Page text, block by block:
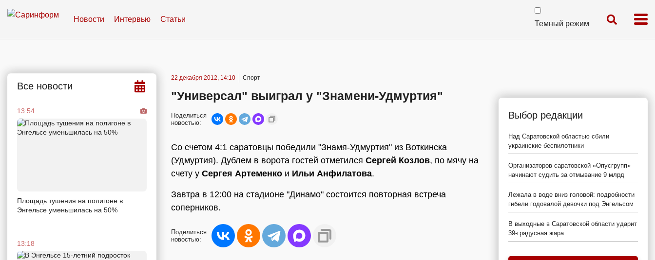
Новости Интервью Статьи
Темный режим
Все новости
13:54
Площадь тушения на полигоне в
Энгельсе уменьшилась на 50%
13:18
22 декабря 2012, 14:10 Спорт
"Универсал" выиграл у "Знамени-Удмуртия"
Поделиться
новостью:
Со счетом 4:1 саратовцы победили "Знамя-Удмуртия" из Воткинска
(Удмуртия). Дублем в ворота гостей отметился Сергей Козлов, по мячу на
счету у Сергея Артеменко и Ильи Анфилатова.
Завтра в 12:00 на стадионе "Динамо" состоится повторная встреча
соперников.
Поделиться
новостью:
Выбор редакции
Над Саратовской областью сбили
украинские беспилотники
Организаторов саратовской «Опусгрупп»
начинают судить за отмывание 9 млрд
Лежала в воде вниз головой: подробности
гибели годовалой девочки под Энгельсом
В выходные в Саратовской области ударит
39-градусная жара